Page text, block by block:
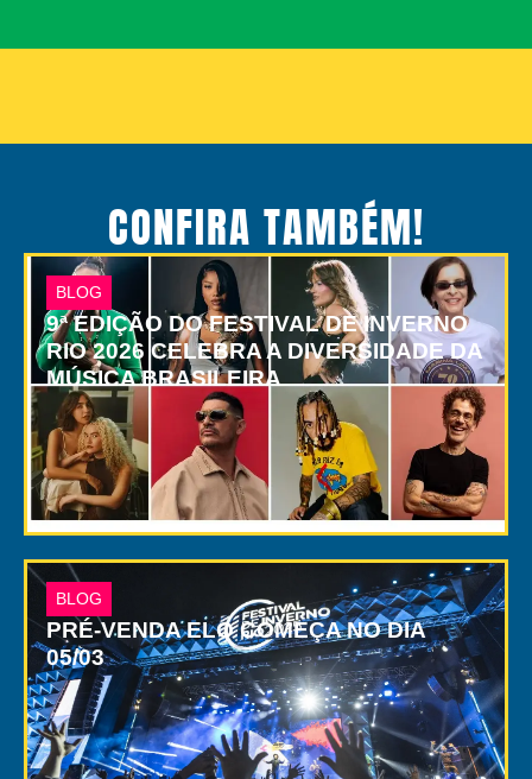
CONFIRA TAMBÉM!
BLOG
9ª EDIÇÃO DO FESTIVAL DE INVERNO
RIO 2026 CELEBRA A DIVERSIDADE DA
MÚSICA BRASILEIRA
BLOG
PRÉ-VENDA ELO COMEÇA NO DIA
05/03